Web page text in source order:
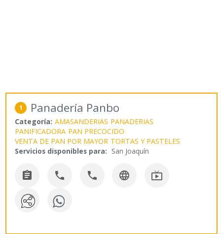
1 Panadería Panbo
Categoría: AMASANDERIAS PANADERIAS
PANIFICADORA PAN PRECOCIDO
VENTA DE PAN POR MAYOR TORTAS Y PASTELES
Servicios disponibles para: San Joaquín
    